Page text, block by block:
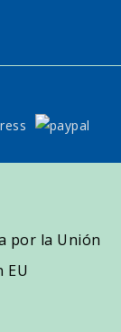
por la Unión
EU